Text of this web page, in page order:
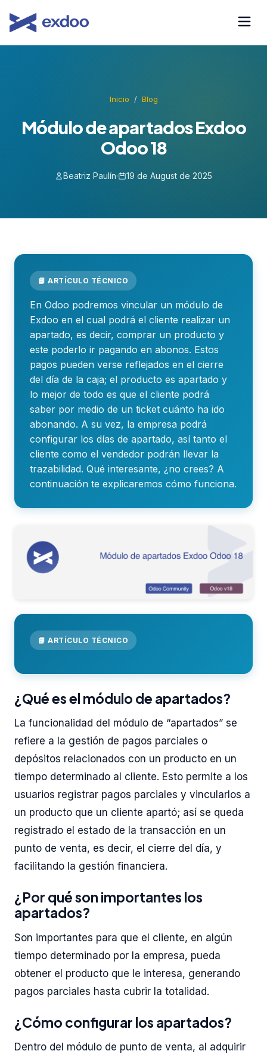
Inicio / Blog
Módulo de apartados Exdoo
Odoo 18
Beatriz Paulín· 19 de August de 2025
📘 ARTÍCULO TÉCNICO
En Odoo podremos vincular un módulo de
Exdoo en el cual podrá el cliente realizar un
apartado, es decir, comprar un producto y
este poderlo ir pagando en abonos. Estos
pagos pueden verse reflejados en el cierre
del día de la caja; el producto es apartado y
lo mejor de todo es que el cliente podrá
saber por medio de un ticket cuánto ha ido
abonando. A su vez, la empresa podrá
configurar los días de apartado, así tanto el
cliente como el vendedor podrán llevar la
trazabilidad. Qué interesante, ¿no crees? A
continuación te explicaremos cómo funciona.
📘 ARTÍCULO TÉCNICO
¿Qué es el módulo de apartados?
La funcionalidad del módulo de “apartados” se
refiere a la gestión de pagos parciales o
depósitos relacionados con un producto en un
tiempo determinado al cliente. Esto permite a los
usuarios registrar pagos parciales y vincularlos a
un producto que un cliente apartó; así se queda
registrado el estado de la transacción en un
punto de venta, es decir, el cierre del día, y
facilitando la gestión financiera.
¿Por qué son importantes los
apartados?
Son importantes para que el cliente, en algún
tiempo determinado por la empresa, pueda
obtener el producto que le interesa, generando
pagos parciales hasta cubrir la totalidad.
¿Cómo configurar los apartados?
Dentro del módulo de punto de venta, al adquirir